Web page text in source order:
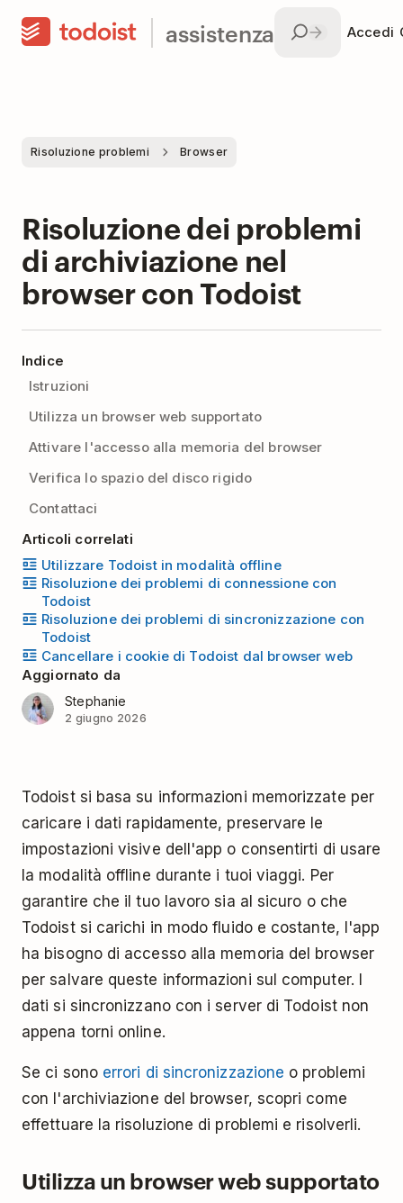
assistenza Accedi
Risoluzione problemi Browser
Risoluzione dei problemi
di archiviazione nel
browser con Todoist
Indice
Istruzioni
Utilizza un browser web supportato
Attivare l'accesso alla memoria del browser
Verifica lo spazio del disco rigido
Contattaci
Articoli correlati
Utilizzare Todoist in modalità offline
Risoluzione dei problemi di connessione con
Todoist
Risoluzione dei problemi di sincronizzazione con
Todoist
Cancellare i cookie di Todoist dal browser web
Aggiornato da
Stephanie
2 giugno 2026
Todoist si basa su informazioni memorizzate per
caricare i dati rapidamente, preservare le
impostazioni visive dell'app o consentirti di usare
la modalità offline durante i tuoi viaggi. Per
garantire che il tuo lavoro sia al sicuro o che
Todoist si carichi in modo fluido e costante, l'app
ha bisogno di accesso alla memoria del browser
per salvare queste informazioni sul computer. I
dati si sincronizzano con i server di Todoist non
appena torni online.
Se ci sono errori di sincronizzazione o problemi
con l'archiviazione del browser, scopri come
effettuare la risoluzione di problemi e risolverli.
Utilizza un browser web supportato